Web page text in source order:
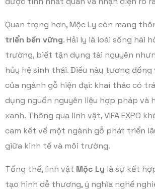
Quan trọng hơn, Mộc Ly còn mang
triển bền vững. Hải ly là loài sống hài
trường, biết tận dụng tài nguyên
hủy hệ sinh thái. Điều này tương
của ngành gỗ hiện đại: khai thác có
dụng nguồn nguyên liệu hợp pháp và
xanh. Thông qua linh vật, VIFA EXPO
cam kết về một ngành gỗ phát triển
giữa kinh tế và môi trường.
Tổng thể, linh vật Mộc Ly là sự kết
tạo hình dễ thương, ý nghĩa nghề